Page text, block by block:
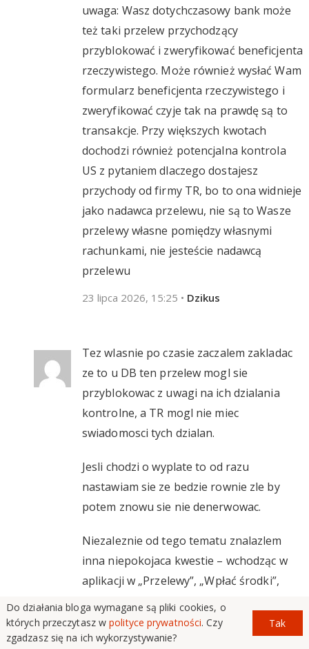
uwaga: Wasz dotychczasowy bank może
też taki przelew przychodzący
przyblokować i zweryfikować beneficjenta
rzeczywistego. Może również wysłać Wam
formularz beneficjenta rzeczywistego i
zweryfikować czyje tak na prawdę są to
transakcje. Przy większych kwotach
dochodzi również potencjalna kontrola
US z pytaniem dlaczego dostajesz
przychody od firmy TR, bo to ona widnieje
jako nadawca przelewu, nie są to Wasze
przelewy własne pomiędzy własnymi
rachunkami, nie jesteście nadawcą
przelewu
23 lipca 2026, 15:25 • Dzikus
Tez wlasnie po czasie zaczalem zakladac
ze to u DB ten przelew mogl sie
przyblokowac z uwagi na ich dzialania
kontrolne, a TR mogl nie miec
swiadomosci tych dzialan.
Jesli chodzi o wyplate to od razu
nastawiam sie ze bedzie rownie zle by
potem znowu sie nie denerwowac.
Niezaleznie od tego tematu znalazlem
inna niepokojaca kwestie – wchodząc w
aplikacji w „Przelewy”, „Wpłać środki”,
„Przelew bankowy”, następnie na dole
jest informacja: „Twoje pieniądze są
wstrzymany na zbiorczym rachunku
Do działania bloga wymagane są pliki cookies, o
których przeczytasz wpolityce prywatności. Czy
zgadzasz się na ich wykorzystywanie?
Tak